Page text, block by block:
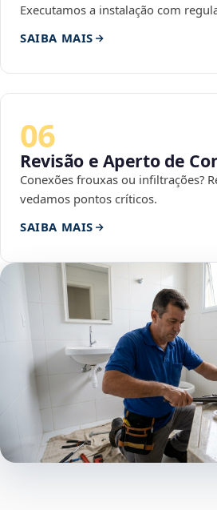
Executamos a instalação com
SAIBA MAIS
06
Revisão e Aperto de
Conexões frouxas ou infiltrações?
vedamos pontos críticos.
SAIBA MAIS